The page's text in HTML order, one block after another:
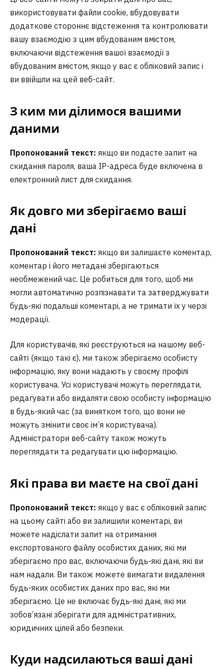
використовувати файли cookie, вбудовувати
додаткове стороннє відстеження та контролювати
вашу взаємодію з цим вбудованим вмістом,
включаючи відстеження вашої взаємодії з
вбудованим вмістом, якщо у вас є обліковий запис і
ви ввійшли на цей веб-сайт.
З ким ми ділимося вашими
даними
Пропонований текст: якщо ви подасте запит на
скидання пароля, ваша IP-адреса буде включена в
електронний лист для скидання.
Як довго ми зберігаємо ваші
дані
Пропонований текст: якщо ви залишаєте коментар,
коментар і його метадані зберігаються
необмежений час. Це робиться для того, щоб ми
могли автоматично розпізнавати та затверджувати
будь-які подальші коментарі, а не тримати їх у черзі
модерації.
Для користувачів, які реєструються на нашому веб-
сайті (якщо такі є), ми також зберігаємо особисту
інформацію, яку вони надають у своєму профілі
користувача. Усі користувачі можуть переглядати,
редагувати або видаляти свою особисту інформацію
в будь-який час (за винятком того, що вони не
можуть змінити своє ім’я користувача).
Адміністратори веб-сайту також можуть
переглядати та редагувати цю інформацію.
Які права ви маєте на свої дані
Пропонований текст: якщо у вас є обліковий запис
на цьому сайті або ви залишили коментарі, ви
можете надіслати запит на отримання
експортованого файлу особистих даних, які ми
зберігаємо про вас, включаючи будь-які дані, які ви
нам надали. Ви також можете вимагати видалення
будь-яких особистих даних про вас, які ми
зберігаємо. Це не включає будь-які дані, які ми
зобов’язані зберігати для адміністративних,
юридичних цілей або безпеки.
Куди надсилаються ваші дані